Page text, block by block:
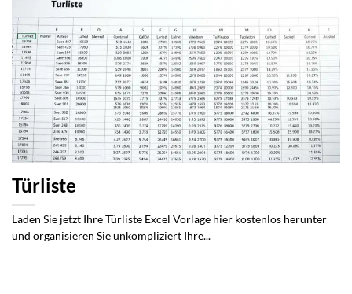
Türliste
Laden Sie jetzt Ihre Türliste Excel Vorlage hier kostenlos herunter
und organisieren Sie unkompliziert Ihre...